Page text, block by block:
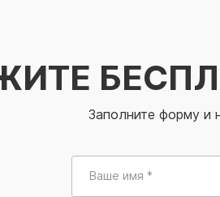
Заполните форму и
Ваше имя *